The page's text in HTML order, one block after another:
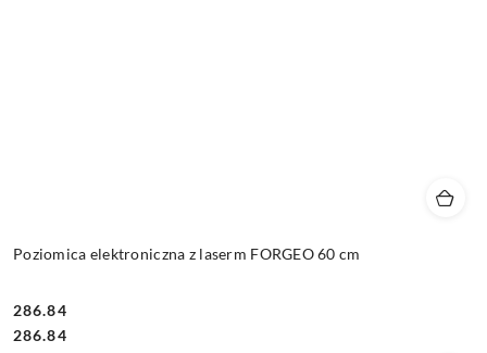
Poziomica elektroniczna z laserm FORGEO 60 cm
Cena:
286.84
Cena:
286.84